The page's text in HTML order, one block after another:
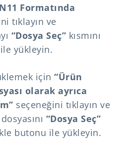
N11 Formatında
tıklayın ve
“Dosya Seç” kısmını
yükleyin.
için“Ürün
olarak ayrıca
seçeneğini tıklayın ve
“Dosya Seç”
butonu ile yükleyin.